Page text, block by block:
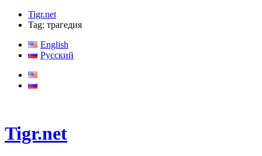
Tigr.net
Tag: трагедия
English
Русский
Tigr.net